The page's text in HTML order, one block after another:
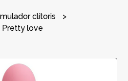
clítoris
Pretty love